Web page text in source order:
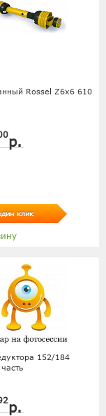
Rossel Z6x6 610
р.
клик
152/184
р.